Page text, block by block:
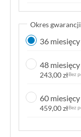
Okres gwarancji
36 miesięcy
48 miesięcy
243,00 zł
60 miesięcy
459,00 zł